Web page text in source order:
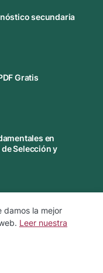
secundaria
Gratis
en
Selección y
Política de Cookies
damos la mejor
Leer nuestra